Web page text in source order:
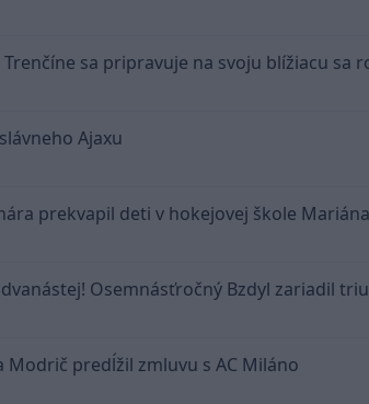
sa pripravuje na svoju blížiacu sa
Ajaxu
prekvapil deti v hokejovej škole
Osemnásťročný Bzdyl zariadil
Modrič predĺžil zmluvu s AC Miláno